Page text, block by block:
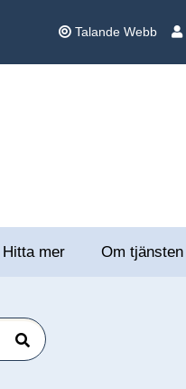
Talande Webb
Hitta mer Om tjänsten
Sök